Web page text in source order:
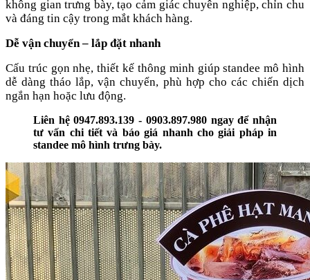
không gian trưng bày, tạo cảm giác chuyên nghiệp, chỉn chu
và đáng tin cậy trong mắt khách hàng.
Dễ vận chuyển – lắp đặt nhanh
Cấu trúc gọn nhẹ, thiết kế thông minh giúp standee mô hình
dễ dàng tháo lắp, vận chuyển, phù hợp cho các chiến dịch
ngắn hạn hoặc lưu động.
Liên hệ 0947.893.139 - 0903.897.980 ngay để nhận
tư vấn chi tiết và báo giá nhanh cho giải pháp in
standee mô hình trưng bày.